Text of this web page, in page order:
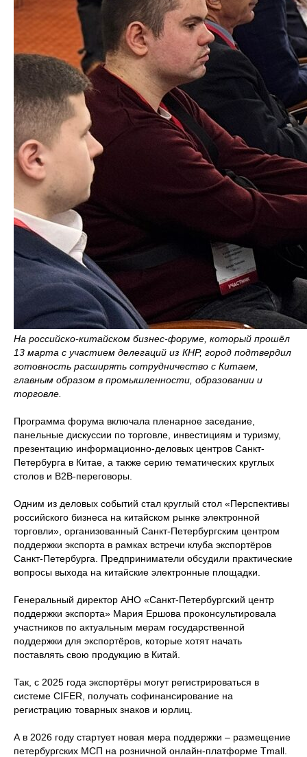
На российско-китайском бизнес-форуме, который прошёл
13 марта с участием делегаций из КНР, город подтвердил
готовность расширять сотрудничество с Китаем,
главным образом в промышленности, образовании и
торговле.
Программа форума включала пленарное заседание,
панельные дискуссии по торговле, инвестициям и туризму,
презентацию информационно-деловых центров Санкт-
Петербурга в Китае, а также серию тематических круглых
столов и B2B-переговоры.
Одним из деловых событий стал круглый стол «Перспективы
российского бизнеса на китайском рынке электронной
торговли», организованный Санкт-Петербургским центром
поддержки экспорта в рамках встречи клуба экспортёров
Санкт-Петербурга. Предприниматели обсудили практические
вопросы выхода на китайские электронные площадки.
Генеральный директор АНО «Санкт-Петербургский центр
поддержки экспорта» Мария Ершова проконсультировала
участников по актуальным мерам государственной
поддержки для экспортёров, которые хотят начать
поставлять свою продукцию в Китай.
Так, с 2025 года экспортёры могут регистрироваться в
системе CIFER, получать софинансирование на
регистрацию товарных знаков и юрлиц.
А в 2026 году стартует новая мера поддержки – размещение
петербургских МСП на розничной онлайн-платформе Tmall.